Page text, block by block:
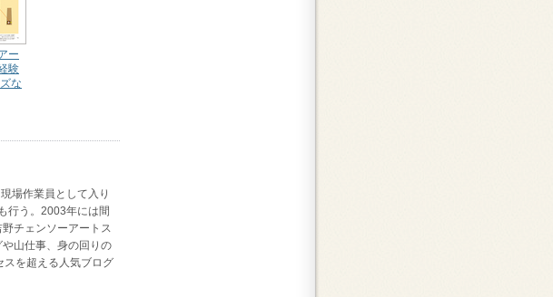
ー
験
な
場作業員として入り
行う。2003年には間
チェンソーアートス
山仕事、身の回りの
を超える人気ブログ